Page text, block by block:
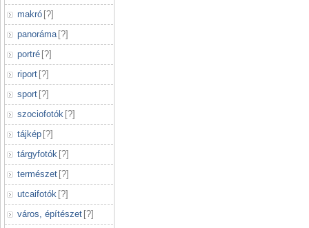
makró [?]
panoráma [?]
portré [?]
riport [?]
sport [?]
szociofotók [?]
tájkép [?]
tárgyfotók [?]
természet [?]
utcaifotók [?]
város, építészet [?]